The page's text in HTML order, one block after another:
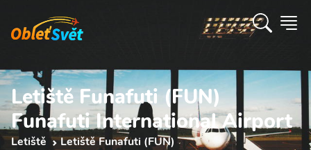
Letiště Funafuti (FUN)
Funafuti International Airport
Letiště Letiště Funafuti (FUN)